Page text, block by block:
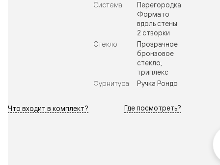
Система
Перегородка
Формато
вдоль стены
2 створки
Стекло
Прозрачное
бронзовое
стекло,
триплекс
Фурнитура
Ручка Рондо
Что входит в комплект? Где посмотреть?